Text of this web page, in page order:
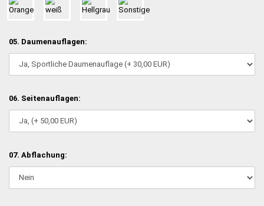
05. Daumenauflagen:
06. Seitenauflagen:
07. Abflachung: